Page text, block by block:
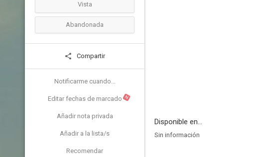
Vista
Abandonada
Compartir
Notificarme cuando...
Editar fechas de marcado N
Añadir nota privada
Añadir a la lista/s
Recomendar
Disponible en...
Sin información